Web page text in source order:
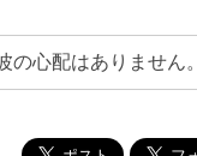
の心配はありません。